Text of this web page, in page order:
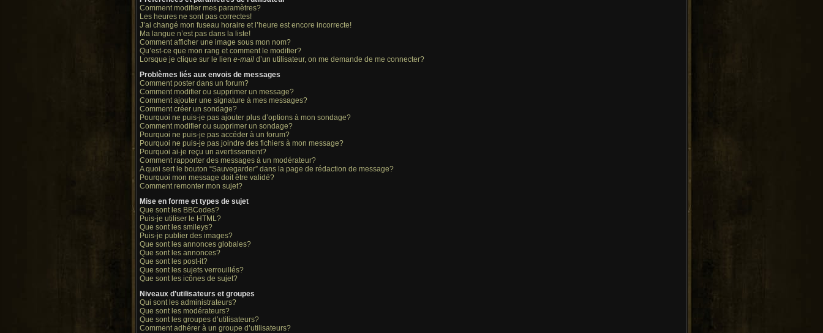
Comment modifier mes paramètres?
Les heures ne sont pas correctes!
J’ai changé mon fuseau horaire et l’heure est encore incorrecte!
Ma langue n’est pas dans la liste!
Comment afficher une image sous mon nom?
Qu’est-ce que mon rang et comment le modifier?
Lorsque je clique sur le lien e-mail d’un utilisateur, on me demande de me connecter?
Problèmes liés aux envois de messages
Comment poster dans un forum?
Comment modifier ou supprimer un message?
Comment ajouter une signature à mes messages?
Comment créer un sondage?
Pourquoi ne puis-je pas ajouter plus d’options à mon sondage?
Comment modifier ou supprimer un sondage?
Pourquoi ne puis-je pas accéder à un forum?
Pourquoi ne puis-je pas joindre des fichiers à mon message?
Pourquoi ai-je reçu un avertissement?
Comment rapporter des messages à un modérateur?
A quoi sert le bouton “Sauvegarder” dans la page de rédaction de message?
Pourquoi mon message doit être validé?
Comment remonter mon sujet?
Mise en forme et types de sujet
Que sont les BBCodes?
Puis-je utiliser le HTML?
Que sont les smileys?
Puis-je publier des images?
Que sont les annonces globales?
Que sont les annonces?
Que sont les post-it?
Que sont les sujets verrouillés?
Que sont les icônes de sujet?
Niveaux d’utilisateurs et groupes
Qui sont les administrateurs?
Que sont les modérateurs?
Que sont les groupes d’utilisateurs?
Comment adhérer à un groupe d’utilisateurs?